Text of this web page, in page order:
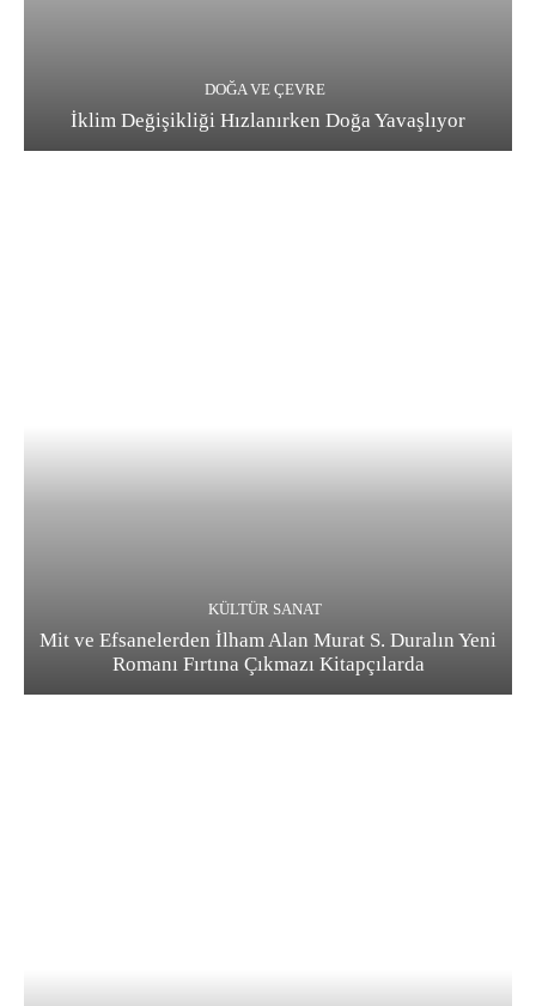
DOĞA VE ÇEVRE
İklim Değişikliği Hızlanırken Doğa Yavaşlıyor
KÜLTÜR SANAT
Mit ve Efsanelerden İlham Alan Murat S. Duralın Yeni
Romanı Fırtına Çıkmazı Kitapçılarda